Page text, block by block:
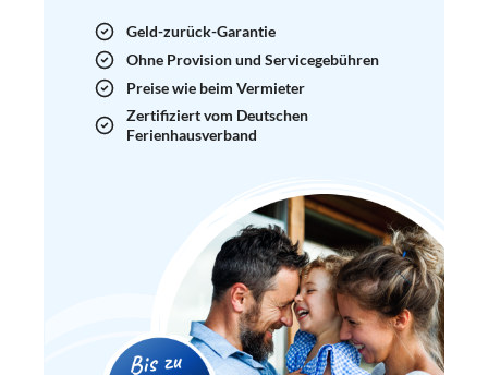
Geld-zurück-Garantie
Ohne Provision und Servicegebühren
Preise wie beim Vermieter
Zertifiziert vom Deutschen
Ferienhausverband